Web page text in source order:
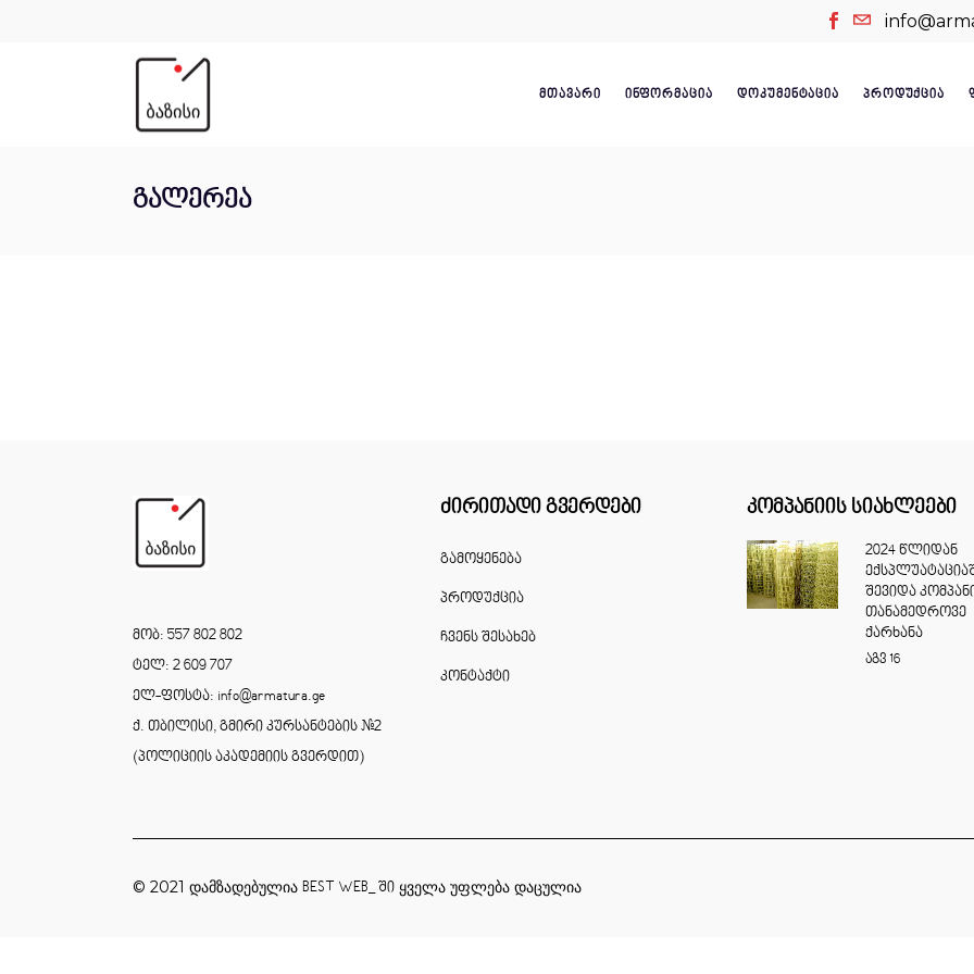
ᲛᲗᲐᲕᲐᲠᲘ ᲘᲜᲤᲝᲠᲛᲐᲪᲘᲐ ᲓᲝᲙᲣᲛᲔᲜᲢᲐᲪᲘᲐ ᲞᲠᲝᲓᲣᲥᲪᲘᲐ
გალერეა
მობ: 557 802 802
ტელ: 2 609 707
ელ-ფოსტა: info@armatura.ge
ქ. თბილისი, გმირი კურსანტების #2
(პოლიციის აკადემიის გვერდით)
ძირითადი გვერდები
გამოყენება
პროდუქცია
ჩვენს შესახებ
კონტაქტი
კომპანიის სიახლეები
2024 წლიდან
შევიდა
თანამედროვე
ქარხანა
აგვ 16
© 2021 დამზადებულია BEST WEB_ ში ყველა უფლება დაცულია